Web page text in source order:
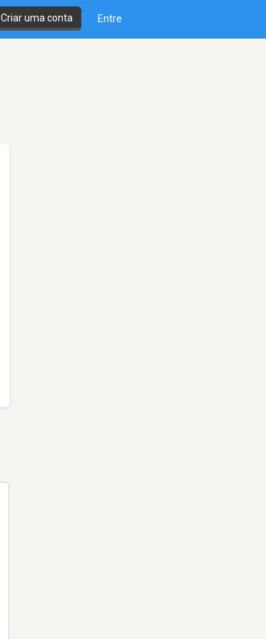
Criar uma conta Entre